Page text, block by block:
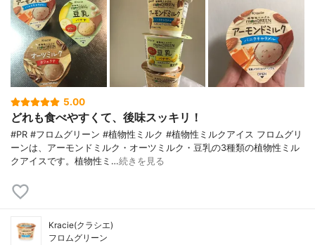
5.00
どれも食べやすくて、後味スッキリ！
#PR #フロムグリーン #植物性ミルク #植物性ミルクアイス フロムグリ
ーンは、アーモンドミルク・オーツミルク・豆乳の3種類の植物性ミル
クアイスです。植物性ミ…続きを見る
Kracie(クラシエ)
フロムグリーン